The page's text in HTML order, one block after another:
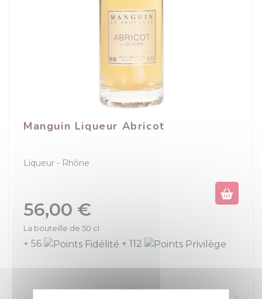
Manguin Liqueur Abricot
Liqueur Rhône
Prix
56,00 €
La bouteille de 50 cl
+ 56 + 112